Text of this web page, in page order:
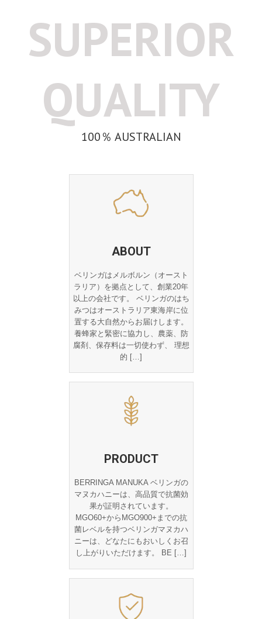
SUPERIOR
QUALITY
100％ AUSTRALIAN
ABOUT
ベリンガはメルボルン（オースト
ラリア）を拠点として、創業20年
以上の会社です。 ベリンガのはち
みつはオーストラリア東海岸に位
置する大自然からお届けします。
養蜂家と緊密に協力し、農薬、防
腐剤、保存料は一切使わず、 理想
的 […]
PRODUCT
BERRINGA MANUKA ベリンガの
マヌカハニーは、高品質で抗菌効
果が証明されています。
MGO60+からMGO900+までの抗
菌レベルを持つベリンガマヌカハ
ニーは、どなたにもおいしくお召
し上がりいただけます。 BE […]